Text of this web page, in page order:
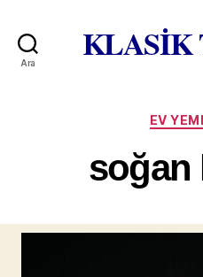
Ara KLASİK
EV
soğan